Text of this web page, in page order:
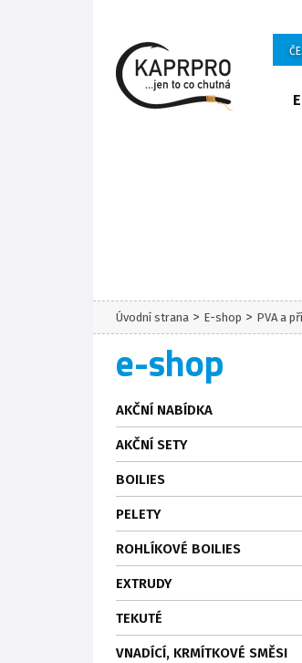
Úvodní strana > E-shop > PVA a
e-shop
AKČNÍ NABÍDKA
AKČNÍ SETY
BOILIES
PELETY
ROHLÍKOVÉ BOILIES
EXTRUDY
TEKUTÉ
VNADÍCÍ, KRMÍTKOVÉ SMĚSI